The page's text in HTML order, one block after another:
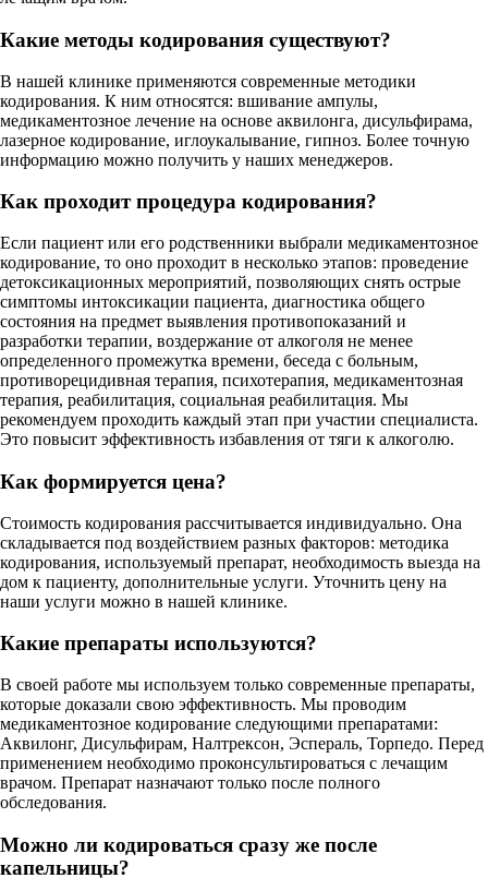
Какие методы кодирования существуют?
В нашей клинике применяются современные методики
кодирования. К ним относятся: вшивание ампулы,
медикаментозное лечение на основе аквилонга, дисульфирама,
лазерное кодирование, иглоукалывание, гипноз. Более точную
информацию можно получить у наших менеджеров.
Как проходит процедура кодирования?
Если пациент или его родственники выбрали медикаментозное
кодирование, то оно проходит в несколько этапов: проведение
детоксикационных мероприятий, позволяющих снять острые
симптомы интоксикации пациента, диагностика общего
состояния на предмет выявления противопоказаний и
разработки терапии, воздержание от алкоголя не менее
определенного промежутка времени, беседа с больным,
противорецидивная терапия, психотерапия, медикаментозная
терапия, реабилитация, социальная реабилитация. Мы
рекомендуем проходить каждый этап при участии специалиста.
Это повысит эффективность избавления от тяги к алкоголю.
Как формируется цена?
Стоимость кодирования рассчитывается индивидуально. Она
складывается под воздействием разных факторов: методика
кодирования, используемый препарат, необходимость выезда на
дом к пациенту, дополнительные услуги. Уточнить цену на
наши услуги можно в нашей клинике.
Какие препараты используются?
В своей работе мы используем только современные препараты,
которые доказали свою эффективность. Мы проводим
медикаментозное кодирование следующими препаратами:
Аквилонг, Дисульфирам, Налтрексон, Эспераль, Торпедо. Перед
применением необходимо проконсультироваться с лечащим
врачом. Препарат назначают только после полного
обследования.
Можно ли кодироваться сразу же после
капельницы?